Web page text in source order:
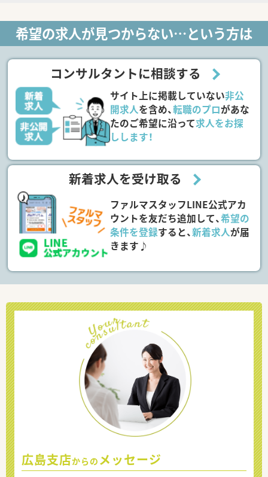
希望の求人が見つからない…という方は
コンサルタントに相談する
サイト上に掲載していない非公
開求人を含め、転職のプロがあな
たのご希望に沿って求人をお探
しします！
新着求人を受け取る
ファルマスタッフLINE公式アカ
ウントを友だち追加して、希望の
条件を登録すると、新着求人が届
きます♪
広島支店からの メッセージ